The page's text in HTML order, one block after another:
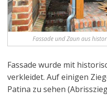
Fassade und Zaun aus
Fassade wurde mit
verkleidet. Auf einigen
Patina zu sehen